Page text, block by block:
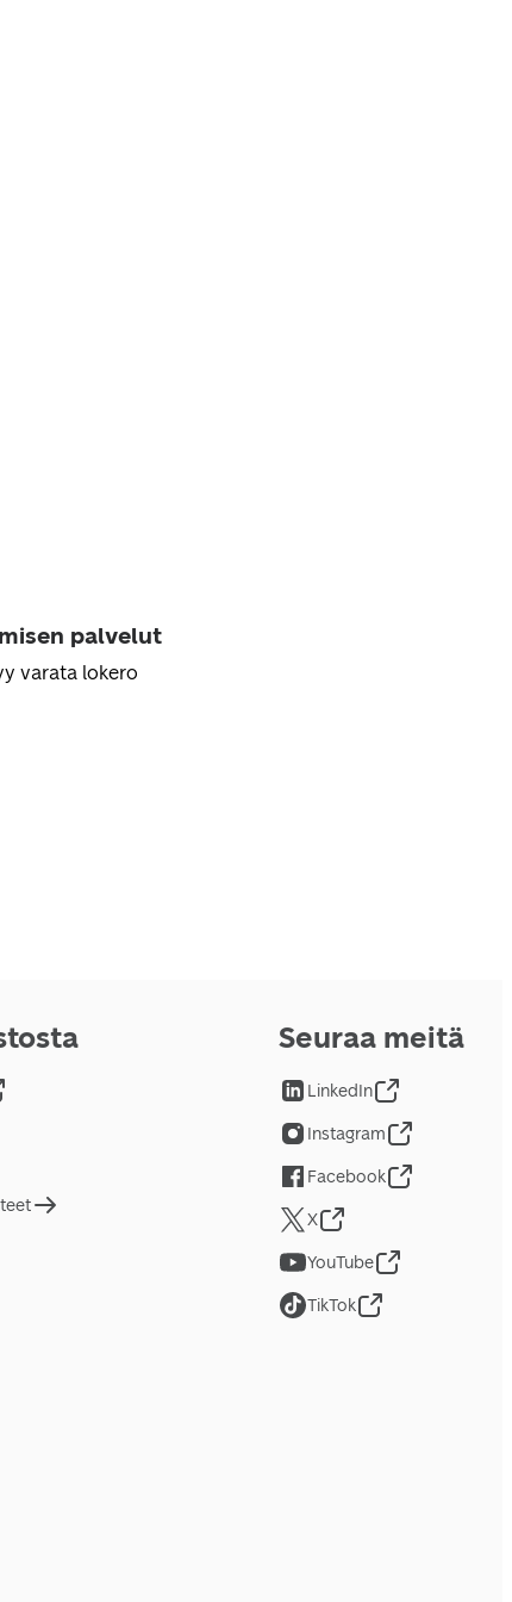
palvelut
varata lokero
Seuraa meitä
LinkedIn
Instagram
Facebook
X
YouTube
TikTok